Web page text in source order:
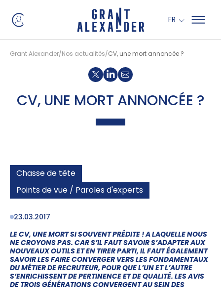
FR
Grant Alexander Nos actualités CV, une mort annoncée ?
Partager sur X
Partager sur Linkedin
CV, UNE MORT ANNONCÉE ?
Chasse de tête
Points de vue / Paroles d'experts
23.03.2017
LE CV, UNE MORT SI SOUVENT PRÉDITE ! A LAQUELLE NOUS
NE CROYONS PAS.CAR S’IL FAUT SAVOIR S’ADAPTER AUX
NOUVEAUX OUTILS ET EN TIRER PARTI, IL FAUT ÉGALEMENT
SAVOIR LES FAIRE CONVERGER VERS LES FONDAMENTAUX
DU MÉTIER DE RECRUTEUR, POUR QUE L’UN ET L’AUTRE
S’ENRICHISSENT DE PERTINENCE ET DE QUALITÉ. LES AVIS
DE TROIS GÉNÉRATIONS CONVERGENT AU SEIN DES